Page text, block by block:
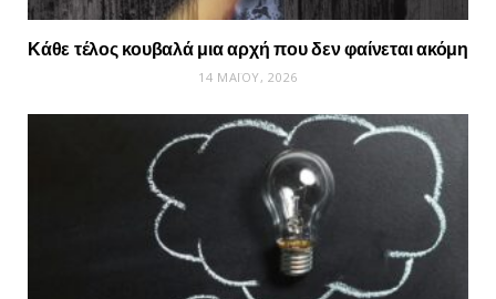
Κάθε τέλος κουβαλά μια αρχή που δεν φαίνεται ακόμη
14 ΜΑΪ́ΟΥ, 2026